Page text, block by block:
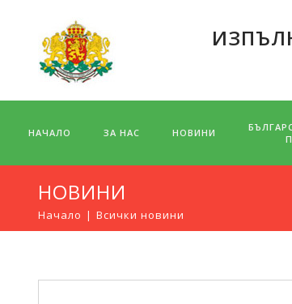
НАЧАЛО ЗА НАС НОВИНИ
НОВИНИ
Начало Всички новини